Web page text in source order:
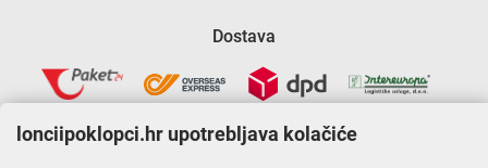
Dostava
lonciipoklopci.hr upotrebljava kolačiće